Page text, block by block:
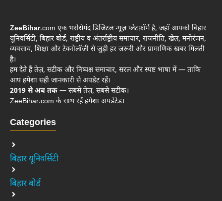
ZeeBihar.com एक भरोसेमंद डिजिटल न्यूज़ प्लेटफ़ॉर्म है, जहाँ आपको बिहार
यूनिवर्सिटी, बिहार बोर्ड, राष्ट्रीय व अंतर्राष्ट्रीय समाचार, राजनीति, खेल, मनोरंजन,
व्यवसाय, शिक्षा और टेक्नोलॉजी से जुड़ी हर जरूरी और प्रामाणिक खबर मिलती
है।
हम देते हैं तेज़, सटीक और निष्पक्ष समाचार, सरल और स्पष्ट भाषा में — ताकि
आप हमेशा सही जानकारी से अपडेट रहें।
2019 से अब तक — सबसे तेज़, सबसे सटीक।
ZeeBihar.com के साथ रहें हमेशा अपडेटेड।
Categories
बिहार यूनिवर्सिटी
बिहार बोर्ड